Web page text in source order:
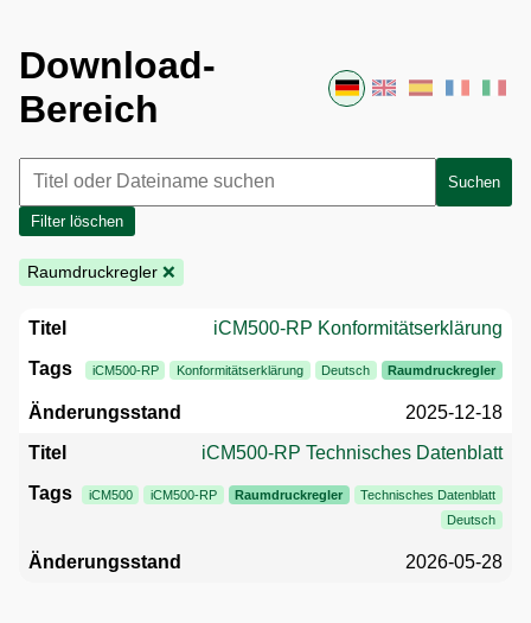
Download-
Bereich
Suchen
Filter löschen
Raumdruckregler❌
iCM500-RP Konformitätserklärung
iCM500-RP Konformitätserklärung Deutsch Raumdruckregler
2025-12-18
iCM500-RP Technisches Datenblatt
iCM500 iCM500-RP Raumdruckregler
Technisches Datenblatt
Deutsch
2026-05-28